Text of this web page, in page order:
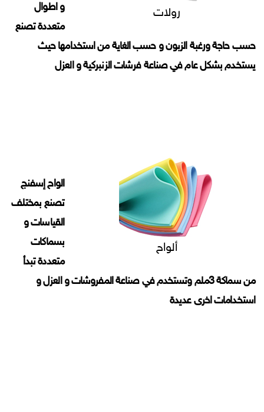
رولات
و اطوال
متعددة تصنع
حسب حاجة ورغبة الزبون و حسب الغاية من استخدامها حيث
يستخدم بشكل عام في صناعة فرشات الزنبركية و العزل
ألواح
الواح إسفنج
تصنع بمختلف
القياسات و
بسماكات
متعددة تبدأ
من سماكة 3ملم وتستخدم في صناعة المفروشات و العزل و
استخدامات اخرى عديدة